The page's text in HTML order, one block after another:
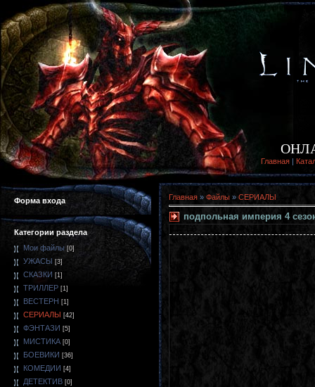
Главная |
Форма входа
Категории раздела
Мои файлы [0]
УЖАСЫ [3]
СКАЗКИ [1]
ТРИЛЛЕР [1]
ВЕСТЕРН [1]
СЕРИАЛЫ [42]
ФЭНТАЗИ [5]
МИСТИКА [0]
БОЕВИКИ [36]
КОМЕДИИ [4]
ДЕТЕКТИВ [0]
Главная » Файлы » СЕРИАЛЫ
подпольная империя 4